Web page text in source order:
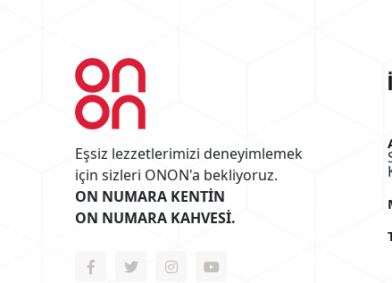
Eşsiz lezzetlerimizi deneyimlemek
için sizleri ONON'a bekliyoruz.
ON NUMARA KENTİN
ON NUMARA KAHVESİ.